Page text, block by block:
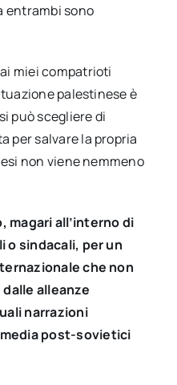
entrambi sono
miei compatrioti
palestinese è
può scegliere di
per salvare la propria
non viene nemmeno
magari all’interno di
o sindacali, per un
che non
alleanze
narrazioni
post-sovietici